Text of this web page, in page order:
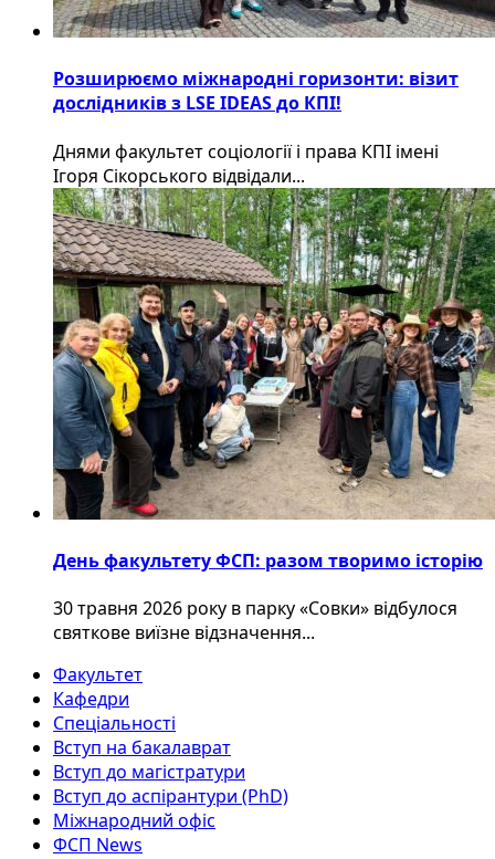
Розширюємо міжнародні горизонти: візит
дослідників з LSE IDEAS до КПІ!
Днями факультет соціології і права КПІ імені
Ігоря Сікорського відвідали...
День факультету ФСП: разом творимо історію
30 травня 2026 року в парку «Совки» відбулося
святкове виїзне відзначення...
Факультет
Кафедри
Спеціальності
Вступ на бакалаврат
Вступ до магістратури
Вступ до аспірантури (PhD)
Міжнародний офіс
ФСП News